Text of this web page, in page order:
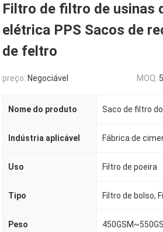
Filtro de filtro de usinas
elétrica PPS Sacos de
de feltro
preço: Negociável MOQ:
Nome do produto Saco de filtro
Indústria aplicável
Uso Filtro de poeira
Tipo Filtro de bolso,
Peso